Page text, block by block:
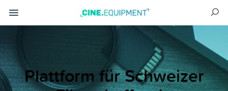
Plattform für Schweizer